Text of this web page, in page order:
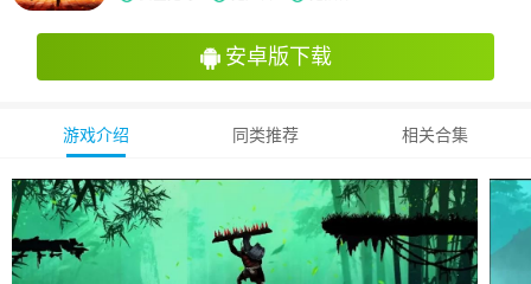
安卓版下载
游戏介绍 同类推荐 相关合集